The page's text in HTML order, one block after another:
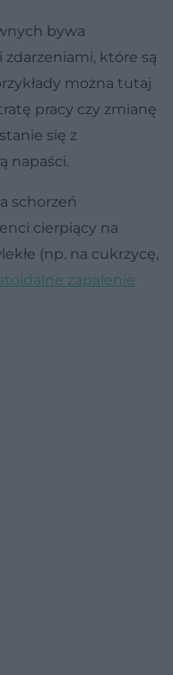
bywa
które są
można tutaj
pracy czy zmianę
się z
napaści.
schorzeń
cierpiący na
(np. na cukrzycę,
zapalenie